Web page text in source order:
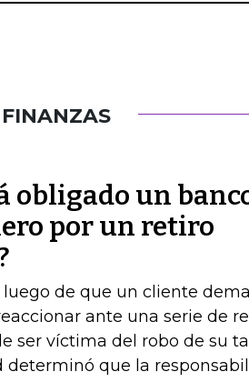
obligado un
por un retiro
de que un cliente
ante una serie de
ser víctima del robo de su
determinó que la